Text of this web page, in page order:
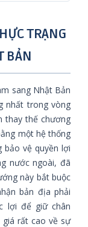
TRẠNG
BẢN
sang Nhật Bản
nhất trong vòng
thay thế chương
một hệ thống
bảo vệ quyền lợi
nước ngoài, đã
này bắt buộc
bản địa phải
lợi để giữ chân
giá rất cao về sự